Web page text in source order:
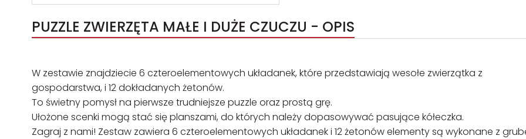
PUZZLE ZWIERZĘTA MAŁE I DUŻE CZUCZU - OPIS
W zestawie znajdziecie 6 czteroelementowych układanek, które przedstawiają wesołe zwierzątka z
gospodarstwa, i 12 dokładanych żetonów.
To świetny pomysł na pierwsze trudniejsze puzzle oraz prostą grę.
Ułożone scenki mogą stać się planszami, do których należy dopasowywać pasujące kółeczka.
Zagraj z nami! Zestaw zawiera 6 czteroelementowych układanek i 12 żetonów elementy są wykonane z